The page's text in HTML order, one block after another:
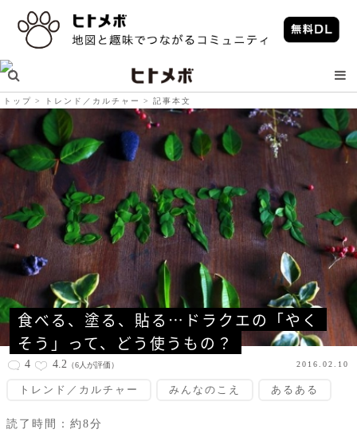
トップ トレンド／カルチャー 記事本文
食べる、塗る、貼る…ドラクエの「やく
そう」って、どう使うもの？
4 4.2 （6人が評価） 2016.02.10
トレンド／カルチャー みんなのこえ あるある
読了時間：約8分